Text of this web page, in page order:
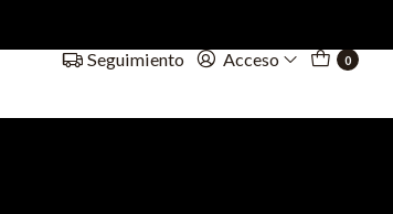
Seguimiento Acceso 0